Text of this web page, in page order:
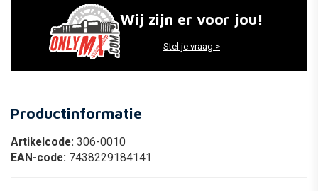
Wij zijn er voor jou!
Stel je vraag >
Productinformatie
Artikelcode: 306-0010
EAN-code: 7438229184141